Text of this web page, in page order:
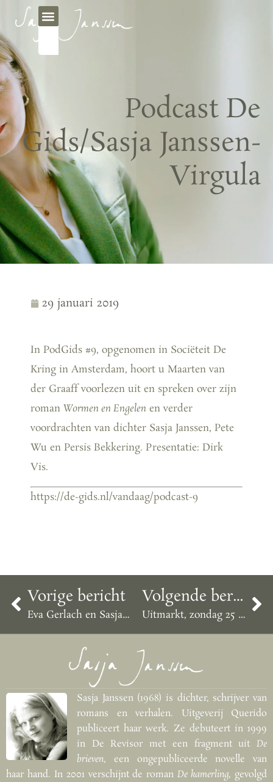
Podcast De
Gids/Sasja Janssen-
Virgula
29 januari 2019
In PodGids #9, opgenomen in Sociëteit De
Kring in Amsterdam, hoort u Maarten van
der Graaff voorlezen uit en spreken over zijn
roman Wormen en Engelen en verder
voordrachten van dichter Sasja Janssen, Pete
Wu en Persis Bekkering. Presentatie: Dirk
Vis.
https://de-gids.nl/vandaag/podcast-9
Vorige bericht
Eva Gerlach en Sasja Janssen lezen voor in OBA
Volgende bericht
Uitmarkt, zondag 25 augustus 2019, 15 uur
Sasja Janssen (1968) is dichter, schrijver van
romans en verhalen. Uitgeverij Querido
publiceert haar werk. Ze debuteert in 1999
in De Revisor met een fragment uit De
brieven, een ongepubliceerde novelle van
haar hand. In 2001 verschijnt de romanDe kamerling, gevolgd